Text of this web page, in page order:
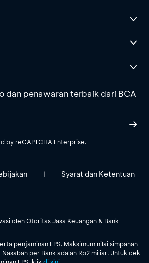
dan penawaran terbaik dari BCA
by reCAPTCHA Enterprise.
| Syarat dan Ketentuan
oleh Otoritas Jasa Keuangan & Bank
penjaminan LPS. Maksimum nilai simpanan
per Bank adalah Rp2 miliar. Untuk cek